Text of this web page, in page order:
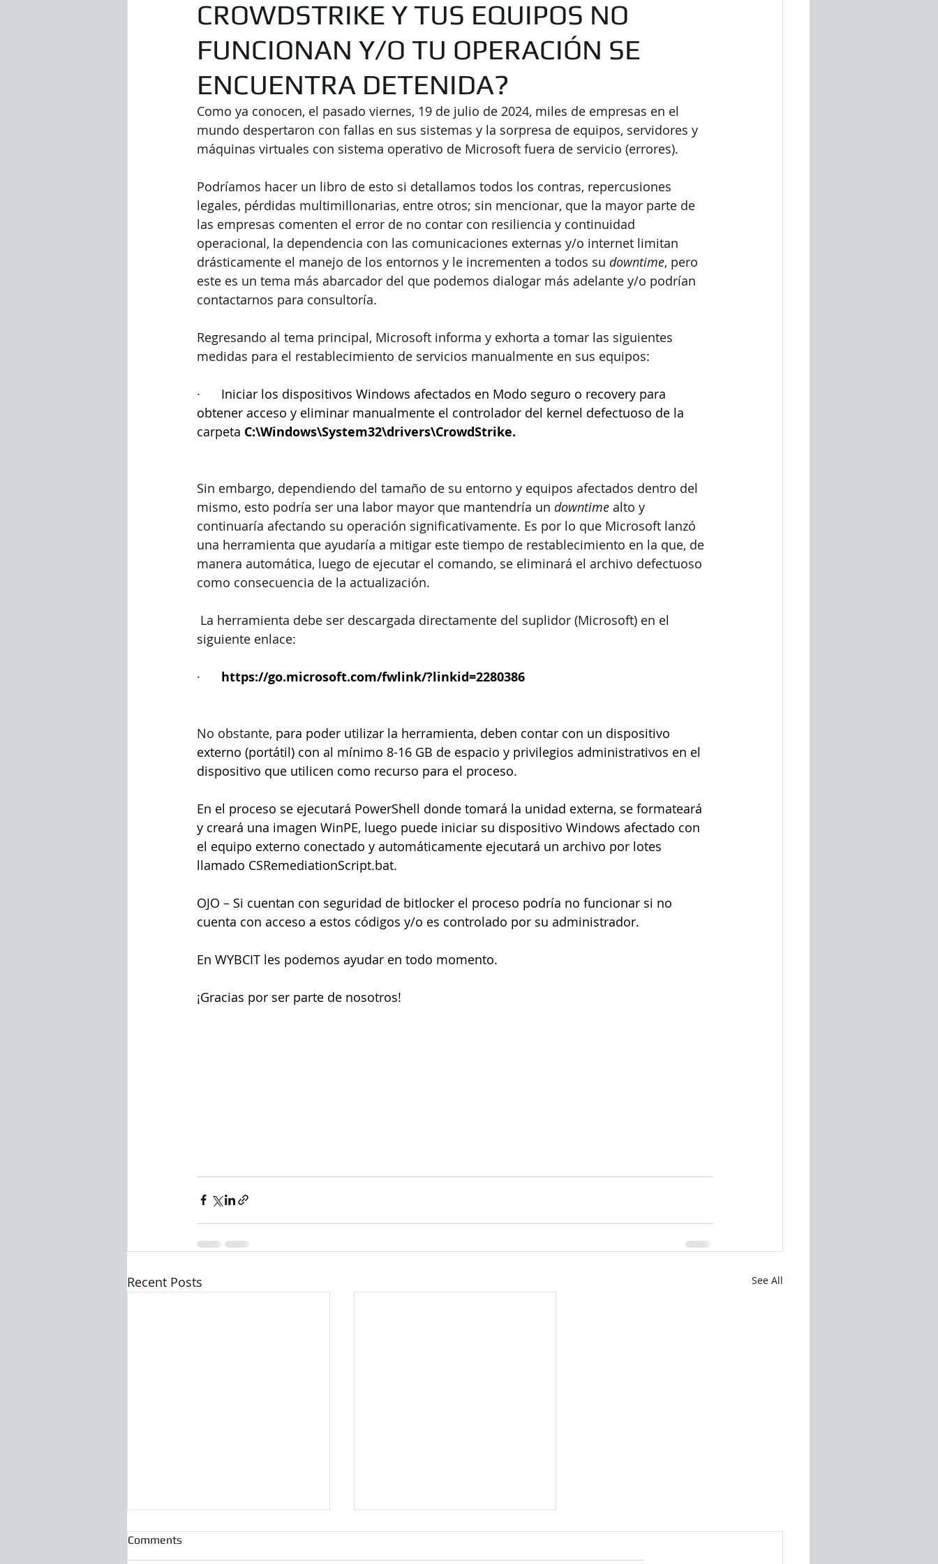
CROWDSTRIKE Y TUS EQUIPOS NO
FUNCIONAN Y/O TU OPERACIÓN SE
ENCUENTRA DETENIDA?
Como ya conocen, el pasado viernes, 19 de julio de 2024, miles de empresas en el
mundo despertaron con fallas en sus sistemas y la sorpresa de equipos, servidores y
máquinas virtuales con sistema operativo de Microsoft fuera de servicio (errores).
Podríamos hacer un libro de esto si detallamos todos los contras, repercusiones
legales, pérdidas multimillonarias, entre otros; sin mencionar, que la mayor parte de
las empresas comenten el error de no contar con resiliencia y continuidad
operacional, la dependencia con las comunicaciones externas y/o internet limitan
drásticamente el manejo de los entornos y le incrementen a todos su downtime, pero
este es un tema más abarcador del que podemos dialogar más adelante y/o podrían
contactarnos para consultoría.
Regresando al tema principal, Microsoft informa y exhorta a tomar las siguientes
medidas para el restablecimiento de servicios manualmente en sus equipos:
· Iniciar los dispositivos Windows afectados en Modo seguro o recovery para
obtener acceso y eliminar manualmente el controlador del kernel defectuoso de la
carpeta C:\Windows\System32\drivers\CrowdStrike.
Sin embargo, dependiendo del tamaño de su entorno y equipos afectados dentro del
mismo, esto podría ser una labor mayor que mantendría un downtime alto y
continuaría afectando su operación significativamente. Es por lo que Microsoft lanzó
una herramienta que ayudaría a mitigar este tiempo de restablecimiento en la que, de
manera automática, luego de ejecutar el comando, se eliminará el archivo defectuoso
como consecuencia de la actualización.
La herramienta debe ser descargada directamente del suplidor (Microsoft) en el
siguiente enlace:
· https://go.microsoft.com/fwlink/?linkid=2280386
No obstante, para poder utilizar la herramienta, deben contar con un dispositivo
externo (portátil) con al mínimo 8-16 GB de espacio y privilegios administrativos en el
dispositivo que utilicen como recurso para el proceso.
En el proceso se ejecutará PowerShell donde tomará la unidad externa, se formateará
y creará una imagen WinPE, luego puede iniciar su dispositivo Windows afectado con
el equipo externo conectado y automáticamente ejecutará un archivo por lotes
llamado CSRemediationScript.bat.
OJO – Si cuentan con seguridad de bitlocker el proceso podría no funcionar si no
cuenta con acceso a estos códigos y/o es controlado por su administrador.
En WYBCIT les podemos ayudar en todo momento.
¡Gracias por ser parte de nosotros!
Recent Posts See All
Comments